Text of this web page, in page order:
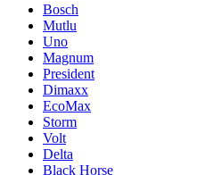
Bosch
Mutlu
Uno
Magnum
President
Dimaxx
EcoMax
Storm
Volt
Delta
Black Horse